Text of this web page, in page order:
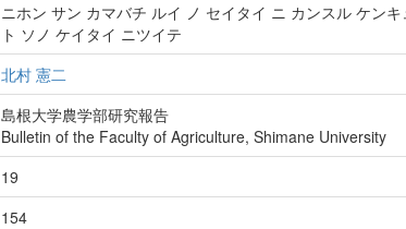
ニホン サン カマバチ ルイ ノ セイタイ ニ カンスル ケン
ト ソノ ケイタイ ニツイテ
北村 憲二
島根大学農学部研究報告
Bulletin of the Faculty of Agriculture, Shimane University
19
154